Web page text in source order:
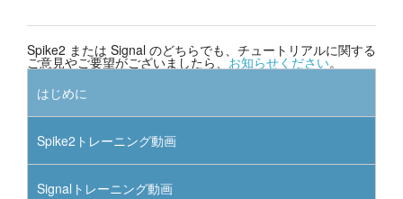
Spike2 または Signal のどちらでも、チュートリアルに関する
ご意見やご要望がございましたら、お知らせください。
はじめに
Spike2トレーニング動画
Signalトレーニング動画